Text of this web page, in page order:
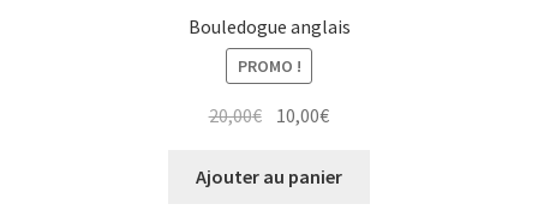
Bouledogue anglais
PROMO !
20,00€ Le
initial
10,00€Le
actuel
Ajouter au panier